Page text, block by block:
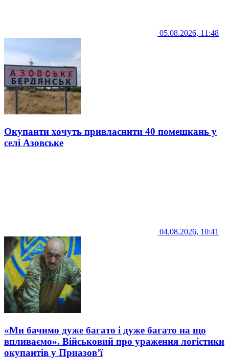
05.08.2026, 11:48
Окупанти хочуть привласнити 40 помешкань у
селі Азовське
04.08.2026, 10:41
«Ми бачимо дуже багато і дуже багато на що
впливаємо». Військовий про ураження логістики
окупантів у Приазов’ї